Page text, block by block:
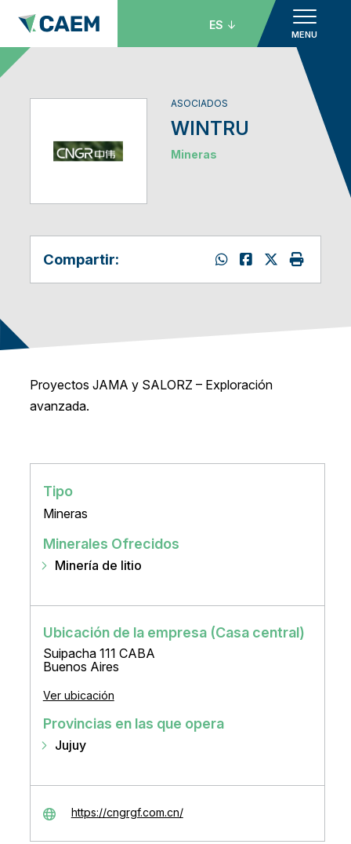
MENU
ES
ASOCIADOS
WINTRU
Mineras
Compartir:
Proyectos JAMA y SALORZ – Exploración
avanzada.
Tipo
Mineras
Minerales Ofrecidos
Minería de litio
Ubicación de la empresa (Casa central)
Suipacha 111 CABA
Buenos Aires
Ver ubicación
Provincias en las que opera
Jujuy
https://cngrgf.com.cn/